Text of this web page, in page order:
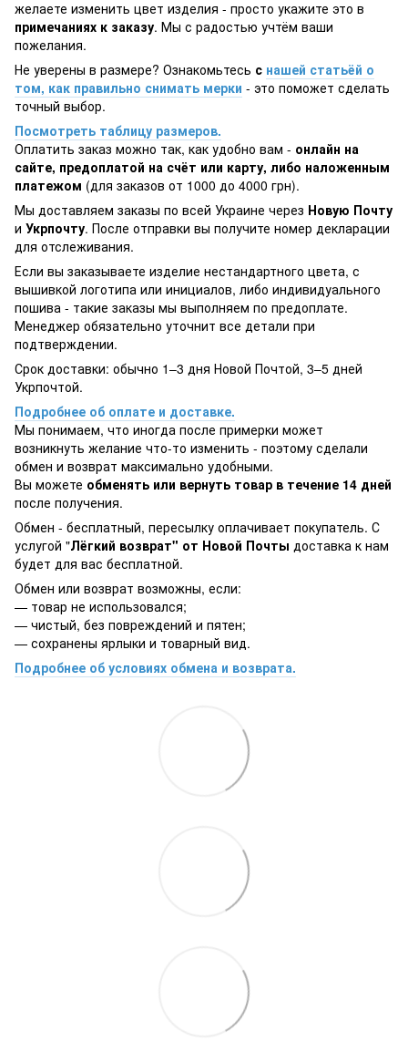
желаете изменить цвет изделия - просто укажите это в
примечаниях к заказу. Мы с радостью учтём ваши
пожелания.
Не уверены в размере? Ознакомьтесь с нашей статьёй о
том, как правильно снимать мерки - это поможет сделать
точный выбор.
Посмотреть таблицу размеров.
Оплатить заказ можно так, как удобно вам - онлайн на
сайте, предоплатой на счёт или карту, либо наложенным
платежом (для заказов от 1000 до 4000 грн).
Мы доставляем заказы по всей Украине через Новую Почту
и Укрпочту. После отправки вы получите номер декларации
для отслеживания.
Если вы заказываете изделие нестандартного цвета, с
вышивкой логотипа или инициалов, либо индивидуального
пошива - такие заказы мы выполняем по предоплате.
Менеджер обязательно уточнит все детали при
подтверждении.
Срок доставки: обычно 1–3 дня Новой Почтой, 3–5 дней
Укрпочтой.
Подробнее об оплате и доставке.
Мы понимаем, что иногда после примерки может
возникнуть желание что-то изменить - поэтому сделали
обмен и возврат максимально удобными.
Вы можете обменять или вернуть товар в течение 14 дней
после получения.
Обмен - бесплатный, пересылку оплачивает покупатель. С
услугой "Лёгкий возврат" от Новой Почты доставка к нам
будет для вас бесплатной.
Обмен или возврат возможны, если:
— товар не использовался;
— чистый, без повреждений и пятен;
— сохранены ярлыки и товарный вид.
Подробнее об условиях обмена и возврата.